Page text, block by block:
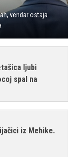
vendar ostaja
ljubi
spal na
iz Mehike.